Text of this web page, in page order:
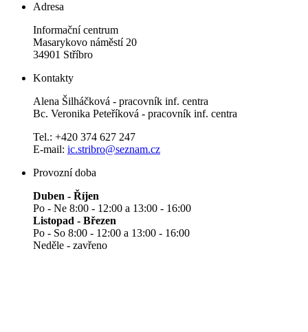
Adresa
Informační centrum
Masarykovo náměstí 20
34901 Stříbro
Kontakty
Alena Šilháčková - pracovník inf. centra
Bc. Veronika Peteříková - pracovník inf. centra
Tel.: +420 374 627 247
E-mail: ic.stribro@seznam.cz
Provozní doba
Duben - Říjen
Po - Ne 8:00 - 12:00 a 13:00 - 16:00
Listopad - Březen
Po - So 8:00 - 12:00 a 13:00 - 16:00
Neděle - zavřeno